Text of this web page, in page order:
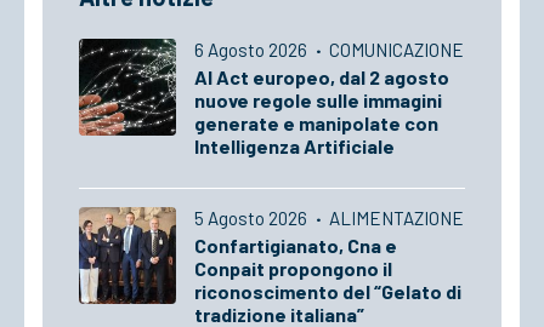
6 Agosto 2026 · COMUNICAZIONE
AI Act europeo, dal 2 agosto
nuove regole sulle immagini
generate e manipolate con
Intelligenza Artificiale
5 Agosto 2026 · ALIMENTAZIONE
Confartigianato, Cna e
Conpait propongono il
riconoscimento del “Gelato di
tradizione italiana”